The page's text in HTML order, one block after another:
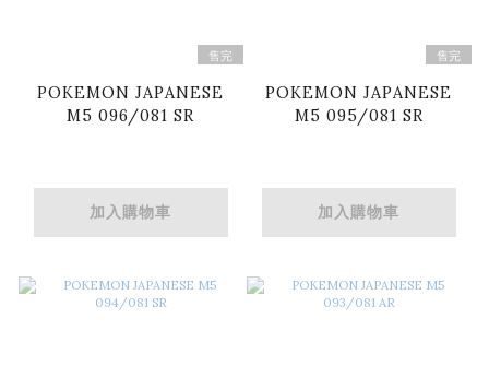
售完
POKEMON JAPANESE
M5 096/081 SR
加入購物車
售完
POKEMON JAPANESE
M5 095/081 SR
加入購物車